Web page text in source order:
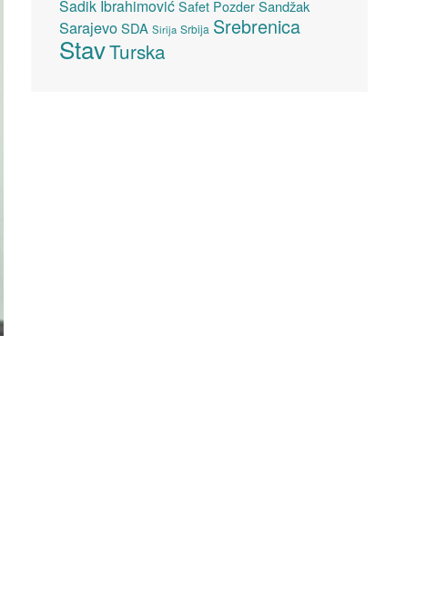
Sadik Ibrahimović Safet Pozder Sandžak
SarajevoSDA Sirija Srbija Srebrenica
StavTurska